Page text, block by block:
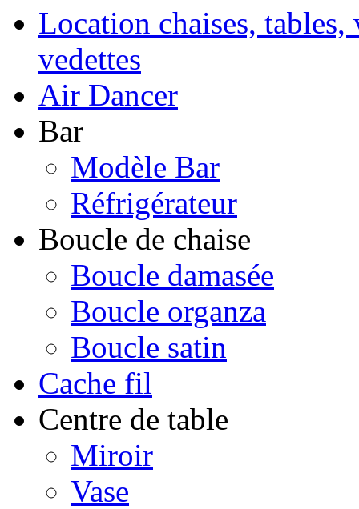
Location chaises,
vedettes
Air Dancer
Bar
Modèle Bar
Réfrigérateur
Boucle de chaise
Boucle damasée
Boucle organza
Boucle satin
Cache fil
Centre de table
Miroir
Vase